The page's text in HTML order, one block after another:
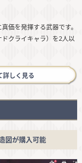
価を発揮する武器です。
クライキャラ）を2人以
しく見る
図が購入可能